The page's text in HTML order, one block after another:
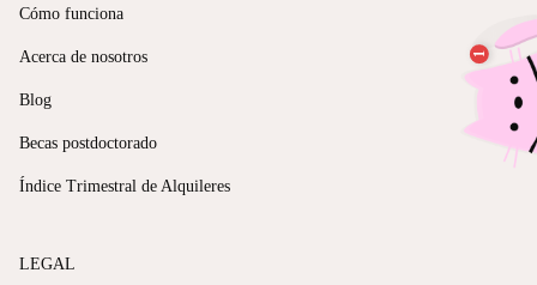
Cómo funciona
Acerca de nosotros
Blog
Becas postdoctorado
Índice Trimestral de Alquileres
LEGAL